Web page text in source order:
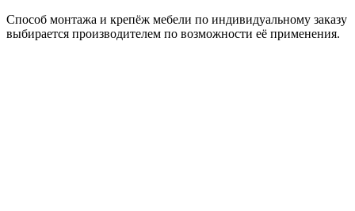
Способ монтажа и крепёж мебели по индивидуальному заказу
выбирается производителем по возможности её применения.